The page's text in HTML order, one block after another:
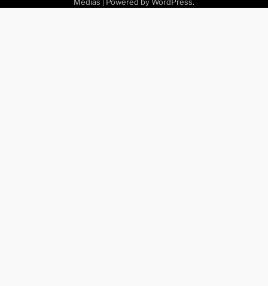
Médias | Powered by WordPress.